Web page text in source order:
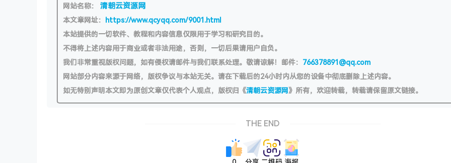
网站名称： 清朝云资源网
本文章网址： https://www.qcyqq.com/9001.html
本站提供的一切软件、教程和内容信息仅限用于学习和研究目的。
不得将上述内容用于商业或者非法用途，否则，一切后果请用户自负。
我们非常重视版权问题，如有侵权请邮件与我们联系处理。敬请谅解！邮件： 766378891@qq.com
网站部分内容来源于网络，版权争议与本站无关。请在下载后的24小时内从您的设备中彻底删除上述内容。
如无特别声明本文即为原创文章仅代表个人观点，版权归《清朝云资源网》所有，欢迎转载，转载请保留原文链接。
THE END